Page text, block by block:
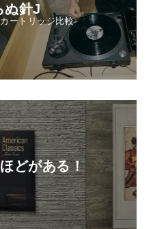
ぬ針J
ートリッジ比較
どがある！